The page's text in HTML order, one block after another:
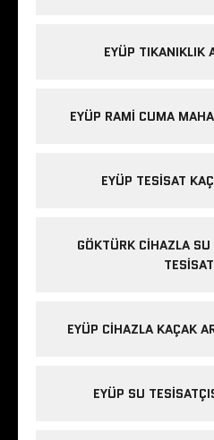
EYÜP TIKANIKLIK
EYÜP RAMI CUMA
EYÜP TESISAT
GÖKTÜRK CIHAZLA
EYÜP CIHAZLA KAÇAK
EYÜP SU